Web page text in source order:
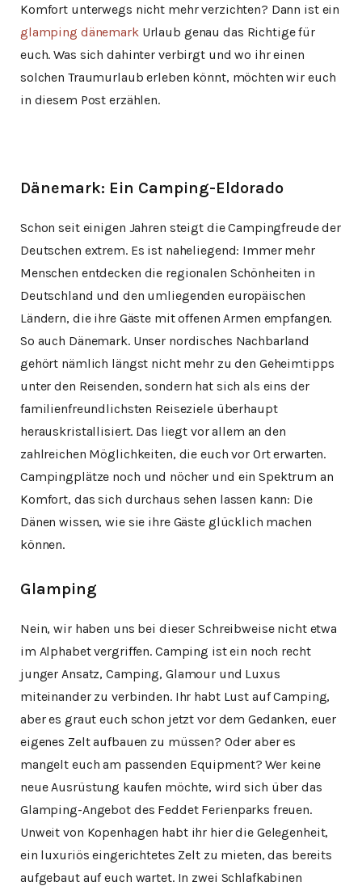
Komfort unterwegs nicht mehr verzichten? Dann ist ein
glamping dänemarkUrlaub genau das Richtige für
euch. Was sich dahinter verbirgt und wo ihr einen
solchen Traumurlaub erleben könnt, möchten wir euch
in diesem Post erzählen.
Dänemark: Ein Camping-Eldorado
Schon seit einigen Jahren steigt die Campingfreude der
Deutschen extrem. Es ist naheliegend: Immer mehr
Menschen entdecken die regionalen Schönheiten in
Deutschland und den umliegenden europäischen
Ländern, die ihre Gäste mit offenen Armen empfangen.
So auch Dänemark. Unser nordisches Nachbarland
gehört nämlich längst nicht mehr zu den Geheimtipps
unter den Reisenden, sondern hat sich als eins der
familienfreundlichsten Reiseziele überhaupt
herauskristallisiert. Das liegt vor allem an den
zahlreichen Möglichkeiten, die euch vor Ort erwarten.
Campingplätze noch und nöcher und ein Spektrum an
Komfort, das sich durchaus sehen lassen kann: Die
Dänen wissen, wie sie ihre Gäste glücklich machen
können.
Glamping
Nein, wir haben uns bei dieser Schreibweise nicht etwa
im Alphabet vergriffen. Camping ist ein noch recht
junger Ansatz, Camping, Glamour und Luxus
miteinander zu verbinden. Ihr habt Lust auf Camping,
aber es graut euch schon jetzt vor dem Gedanken, euer
eigenes Zelt aufbauen zu müssen? Oder aber es
mangelt euch am passenden Equipment? Wer keine
neue Ausrüstung kaufen möchte, wird sich über das
Glamping-Angebot des Feddet Ferienparks freuen.
Unweit von Kopenhagen habt ihr hier die Gelegenheit,
ein luxuriös eingerichtetes Zelt zu mieten, das bereits
aufgebaut auf euch wartet. In zwei Schlafkabinen